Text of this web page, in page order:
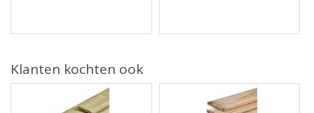
Klanten kochten ook